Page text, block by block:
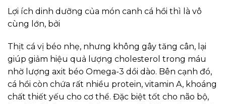
Lợi ích dinh dưỡng của món canh cá hồi thì là vô
cùng lớn, bởi
Thịt cá vị béo nhẹ, nhưng không gây tăng cân, lại
giúp giảm hiệu quả lượng cholesterol trong máu
nhờ lượng axit béo Omega-3 dồi dào. Bên cạnh đó,
cá hồi còn chứa rất nhiều protein, vitamin A, khoáng
chất thiết yếu cho cơ thể. Đặc biệt tốt cho não bộ,